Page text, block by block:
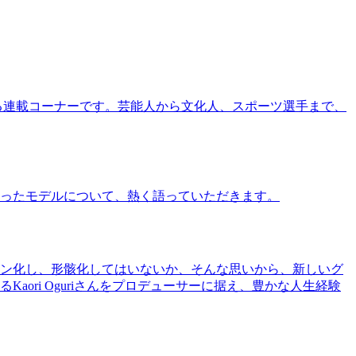
載コーナーです。芸能人から文化人、スポーツ選手まで、
モデルについて、熱く語っていただきます。
化し、形骸化してはいないか、そんな思いから、新しいグ
Oguriさんをプロデューサーに据え、豊かな人生経験